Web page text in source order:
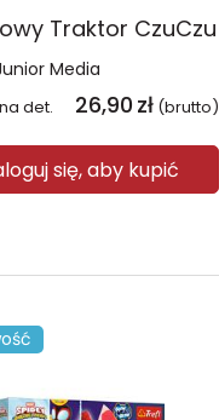
Traktor CzuCzu
Media
det. 26,90 zł (brutto)
się, aby kupić